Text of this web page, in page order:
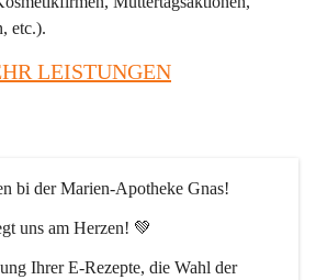
etc.).
LEISTUNGEN
bi der Marien-Apotheke Gnas!
uns am Herzen! 💚
Ihrer E-Rezepte, die Wahl der